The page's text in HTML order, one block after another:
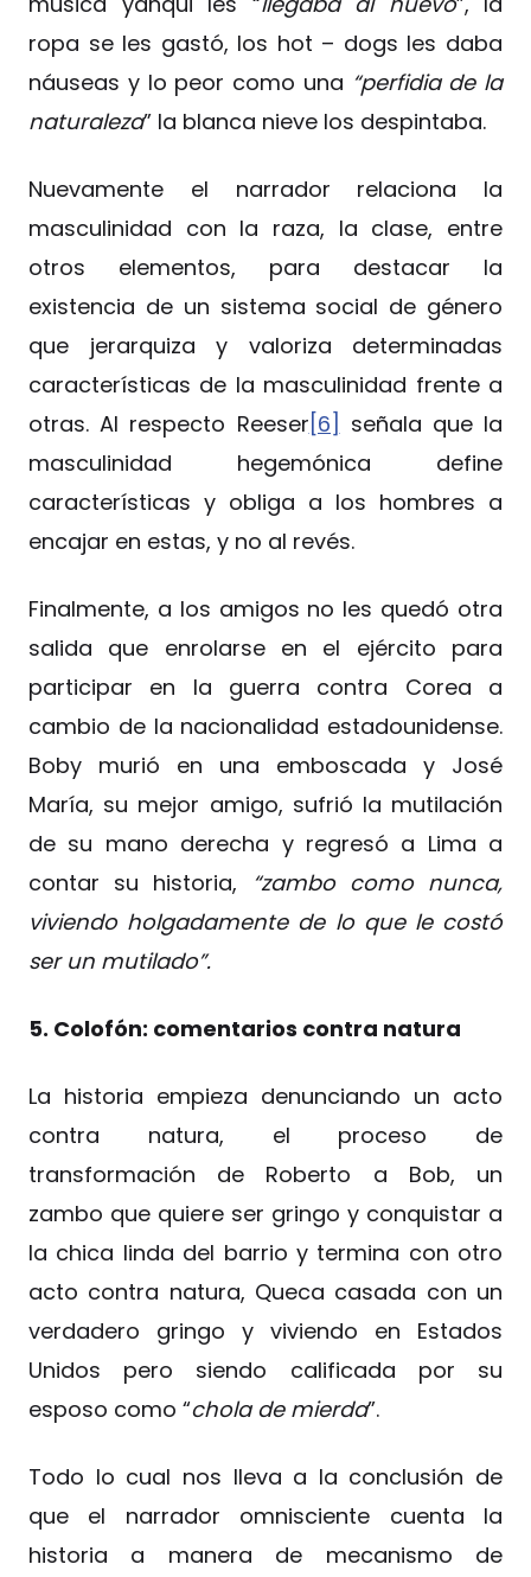
ropa se les gastó, los hot – dogs les daba
náuseas y lo peor como una “perfidia de la
naturaleza” la blanca nieve los despintaba.
Nuevamente el narrador relaciona la
masculinidad con la raza, la clase, entre
otros elementos, para destacar la
existencia de un sistema social de género
que jerarquiza y valoriza determinadas
características de la masculinidad frente a
otras. Al respecto Reeser [6] señala que la
masculinidad hegemónica define
características y obliga a los hombres a
encajar en estas, y no al revés.
Finalmente, a los amigos no les quedó otra
salida que enrolarse en el ejército para
participar en la guerra contra Corea a
cambio de la nacionalidad estadounidense.
Boby murió en una emboscada y José
María, su mejor amigo, sufrió la mutilación
de su mano derecha y regresó a Lima a
contar su historia, “zambo como nunca,
viviendo holgadamente de lo que le costó
ser un mutilado”.
5. Colofón: comentarios contra natura
La historia empieza denunciando un acto
contra natura, el proceso de
transformación de Roberto a Bob, un
zambo que quiere ser gringo y conquistar a
la chica linda del barrio y termina con otro
acto contra natura, Queca casada con un
verdadero gringo y viviendo en Estados
Unidos pero siendo calificada por su
esposo como “chola de mierda”.
Todo lo cual nos lleva a la conclusión de
que el narrador omnisciente cuenta la
historia a manera de mecanismo de